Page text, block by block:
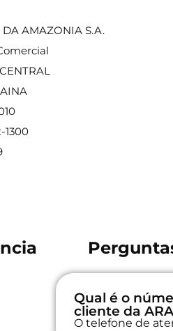
DA AMAZONIA S.A.
1300
Qual é o
cliente da
O telefone de